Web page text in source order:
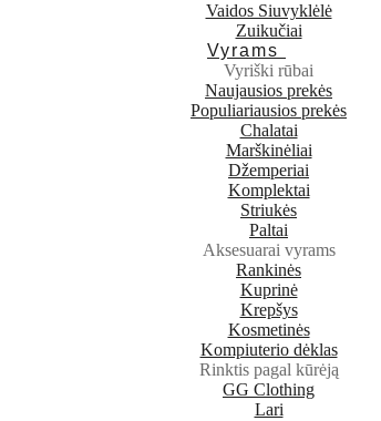
Vaidos Siuvyklėlė
Zuikučiai
Vyrams
Vyriški rūbai
Naujausios prekės
Populiariausios prekės
Chalatai
Marškinėliai
Džemperiai
Komplektai
Striukės
Paltai
Aksesuarai vyrams
Rankinės
Kuprinė
Krepšys
Kosmetinės
Kompiuterio dėklas
Rinktis pagal kūrėją
GG Clothing
Lari